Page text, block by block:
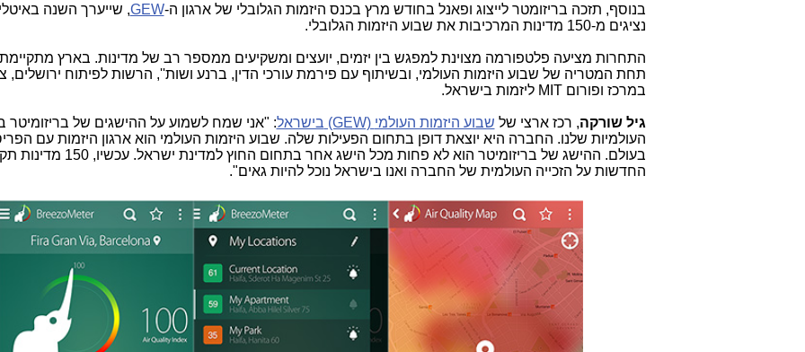
בנוסף, תזכה בריזומטר לייצוג ופאנל בחודש מרץ בכנס היזמות הגלובלי של ארגון ה- ,GEW שייערך השנה
נציגים מ-150 מדינות המרכיבות את שבוע היזמות הגלובלי
.
התחרות מציעה פלטפורמה מצוינת למפגש בין יזמים, יועצים ומשקיעים ממספר רב של מדינות. בארץ
תחת המטריה של שבוע היזמות העולמי, ובשיתוף עם פירמת עורכי הדין, ברנע ושות'', הרשות לפיתוח ירושלים,
במרכז ופורום MITליזמות בישראל.
גיל שורקה, רכז ארצי של שבוע היזמות העולמי (GEW) בישראל: "אני שמח לשמוע על ההישגים של בריזומיטר
העולמיות שלנו. החברה היא יוצאת דופן בתחום הפעילות שלה. שבוע היזמות העולמי הוא ארגון היזמות עם
בעולם. ההישג של בריזומיטר הוא לא פחות מכל הישג אחר
החדשות על הזכייה העולמית של החברה ואנו בישראל נוכל להיות גאים"
.